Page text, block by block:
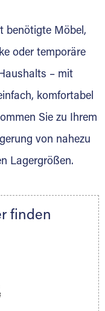
benötigte Möbel,
oder temporäre
– mit
komfortabel
Sie zu Ihrem
von nahezu
Lagergrößen.
finden